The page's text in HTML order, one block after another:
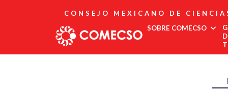
CONSEJO MEXICANO DE
SOBRE COMECSO